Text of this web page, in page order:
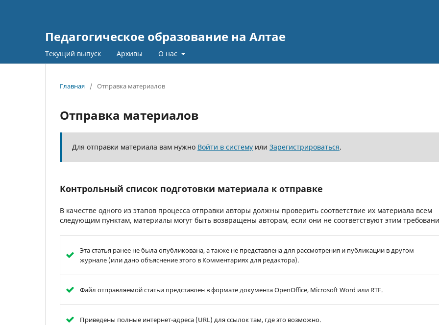
Педагогическое образование на Алтае
Текущий выпуск Архивы О нас
Главная / Отправка материалов
Отправка материалов
Для отправки материала вам нужно Войти в систему или Зарегистрироваться.
Контрольный список подготовки материала к отправке
В качестве одного из этапов процесса отправки авторы должны проверить соответствие их материала всем
следующим пунктам, материалы могут быть возвращены авторам, если они не соответствуют этим
Эта статья ранее не была опубликована, а также не представлена для рассмотрения и публикации в другом
журнале (или дано объяснение этого в Комментариях для редактора).
Файл отправляемой статьи представлен в формате документа OpenOffice, Microsoft Word или RTF.
Приведены полные интернет-адреса (URL) для ссылок там, где это возможно.